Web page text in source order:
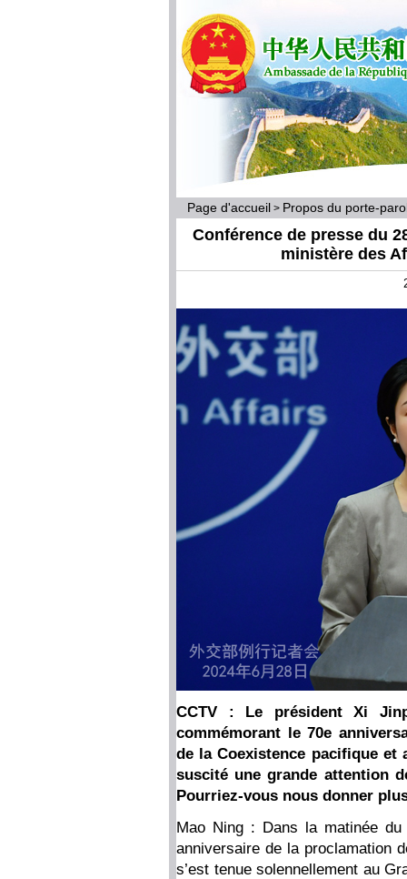
Page d'accueil > Propos du porte-
Conférence de presse du
ministère des
CCTV : Le président Xi
commémorant le 70e
de la Coexistence pacifique
suscité une grande attention
Pourriez-vous nous donner
Mao Ning : Dans la matinée
anniversaire de la proclamation
s’est tenue solennellement au